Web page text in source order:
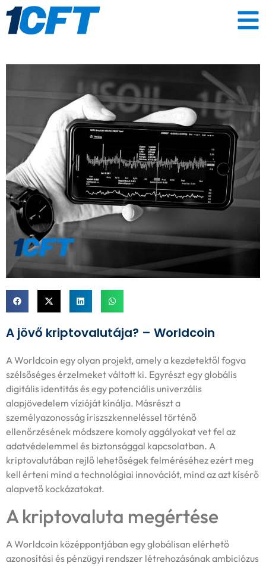
A jövő kriptovalutája? – Worldcoin
A Worldcoin egy olyan projekt, amely a kezdetektől fogva
szélsőséges érzelmeket váltott ki. Egyrészt egy globális
digitális identitás és egy potenciális univerzális
alapjövedelem vízióját kínálja. Másrészt a
személyazonosság íriszszkenneléssel történő
ellenőrzésének módszere komoly aggályokat vet fel az
adatvédelemmel és biztonsággal kapcsolatban. A
kriptovalutában rejlő lehetőségek felméréséhez ezért meg
kell érteni mind a technológiai innovációt, mind az azt kísérő
alapvető kockázatokat.
A kriptovaluta megértése
A Worldcoin középpontjában egy globálisan elérhető
azonosítási és pénzügyi rendszer létrehozásának ambiciózus